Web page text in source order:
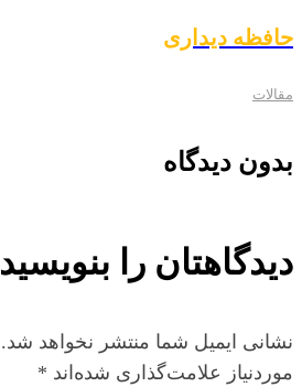
حافظه دیداری
مقالات
بدون دیدگاه
دیدگاهتان را بنویسید
نشانی ایمیل شما منتشر نخواهد شد.
موردنیاز علامت‌گذاری شده‌اند *